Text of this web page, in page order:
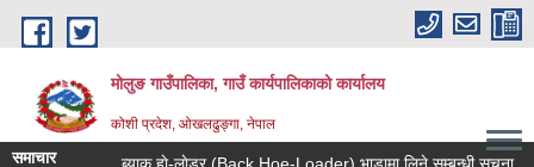
Skip to main content
मोलुङ गाउँपालिका, गाउँ कार्यपालिकाको कार्यालय
कोशी प्रदेश, ओखलढुङ्गा, नेपाल
समाचार